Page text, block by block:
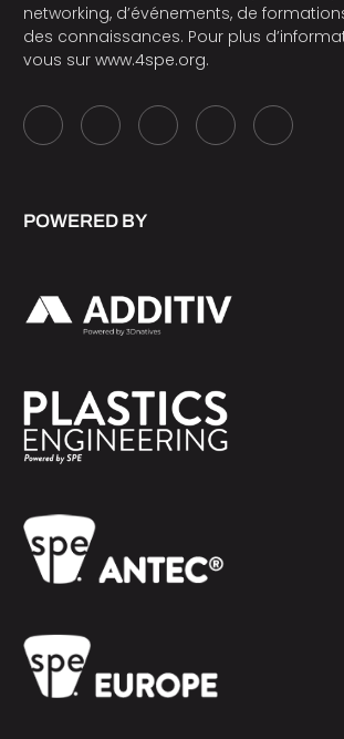
networking, d’événements, de
des connaissances. Pour plus
vous sur www.4spe.org.
POWERED BY